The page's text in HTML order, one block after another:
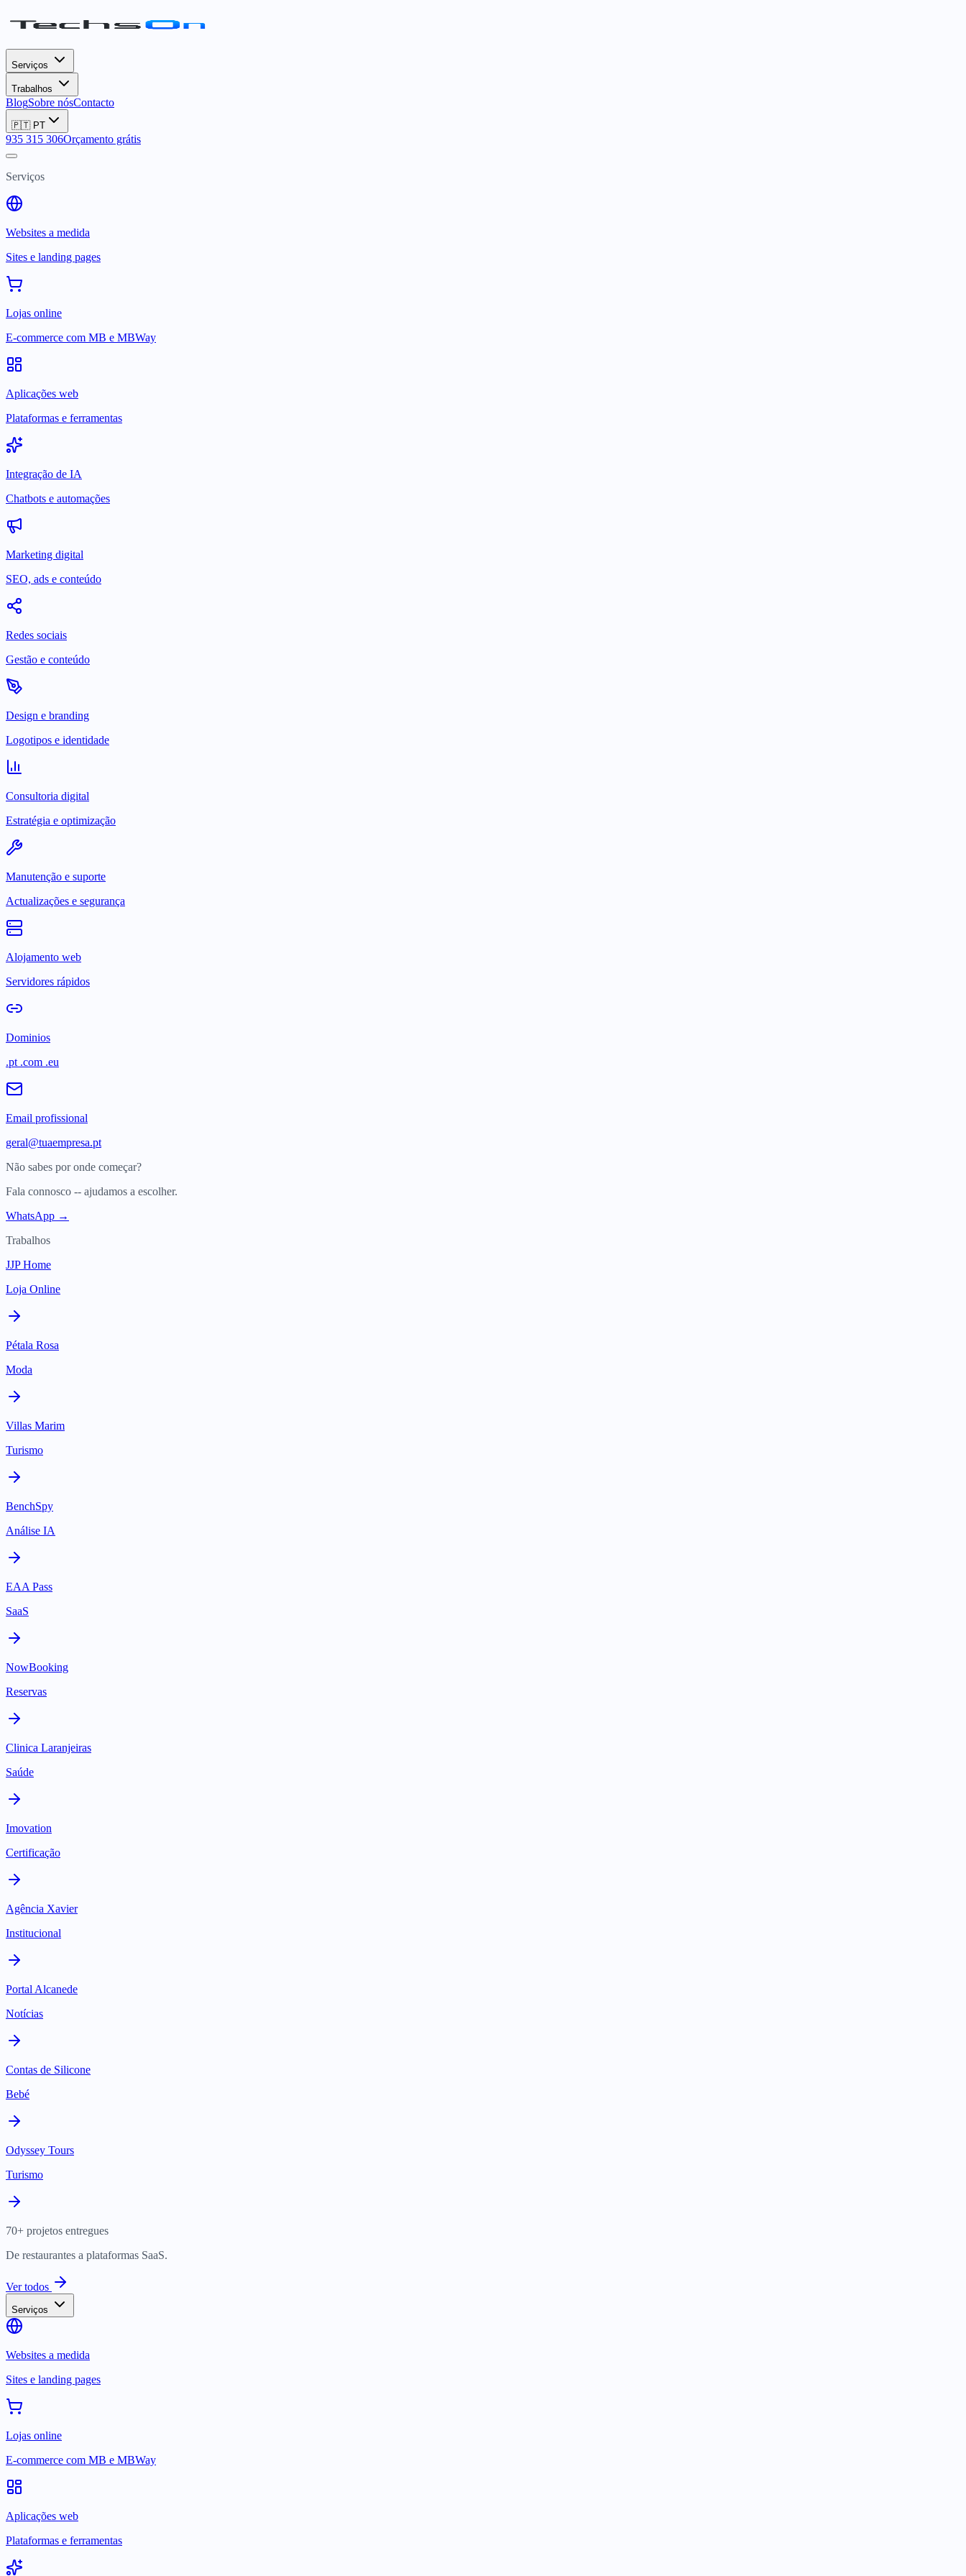
Serviços
Trabalhos
BlogSobre nósContacto
🇵🇹 PT
935 315 306Orçamento grátis
Serviços
Websites a medida
Sites e landing pages
Lojas online
E-commerce com MB e MBWay
Aplicações web
Plataformas e ferramentas
Integração de IA
Chatbots e automações
Marketing digital
SEO, ads e conteúdo
Redes sociais
Gestão e conteúdo
Design e branding
Logotipos e identidade
Consultoria digital
Estratégia e optimização
Manutenção e suporte
Actualizações e segurança
Alojamento web
Servidores rápidos
Dominios
.pt .com .eu
Email profissional
geral@tuaempresa.pt
Não sabes por onde começar?
Fala connosco -- ajudamos a escolher.
WhatsApp →
Trabalhos
JJP Home
Loja Online
Pétala Rosa
Moda
Villas Marim
Turismo
BenchSpy
Análise IA
EAA Pass
SaaS
NowBooking
Reservas
Clinica Laranjeiras
Saúde
Imovation
Certificação
Agência Xavier
Institucional
Portal Alcanede
Notícias
Contas de Silicone
Bebé
Odyssey Tours
Turismo
70+ projetos entregues
De restaurantes a plataformas SaaS.
Ver todos
Serviços
Websites a medida
Sites e landing pages
Lojas online
E-commerce com MB e MBWay
Aplicações web
Plataformas e ferramentas